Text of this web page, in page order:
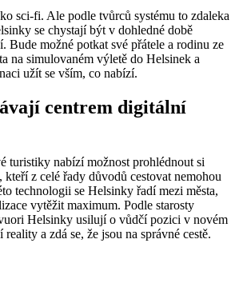
sci-fi. Ale podle tvůrců systému to zdaleka
se chystají být v dohledné době
Bude možné potkat své přátele a rodinu ze
na simulovaném výletě do Helsinek a
užít se vším, co nabízí.
centrem digitální
turistiky nabízí možnost prohlédnout si
kteří z celé řady důvodů cestovat nemohou
technologii se Helsinky řadí mezi města,
vytěžit maximum. Podle starosty
Helsinky usilují o vůdčí pozici v novém
a zdá se, že jsou na správné cestě.